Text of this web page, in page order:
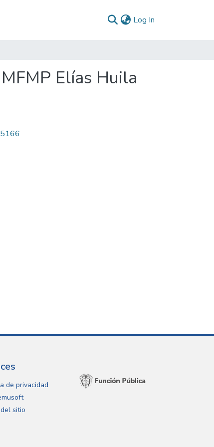
Log In
Elías Huila
de privacidad
sitio